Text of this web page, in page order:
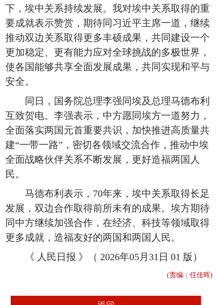
下，埃中关系持续发展。我对埃中关系取得的重
要成就表示赞赏，期待同习近平主席一道，继续
推动双边关系取得更多丰硕成果，共同建设一个
更加稳定、更有能力应对全球挑战的多极世界，
使各国能够共享全面发展成果，共同实现和平与
安全。
同日，国务院总理李强同埃及总理马德布利
互致贺电。李强表示，中方愿同埃方一道努力，
全面落实两国元首重要共识，加快推进高质量共
建“一带一路”，密切各领域交流合作，推动中埃
全面战略伙伴关系不断发展，更好造福两国人
民。
马德布利表示，70年来，埃中关系取得长足
发展，双边合作取得前所未有的成果。埃方期待
同中方继续加强合作，在经济、科技等领域取得
更多成就，造福友好的两国和两国人民。
《 人民日报 》（ 2026年05月31日 01 版）
(责编：任佳晖)